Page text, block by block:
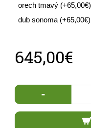
orech tmavý (+65,00€)
dub sonoma (+65,00€)
645,00€
-